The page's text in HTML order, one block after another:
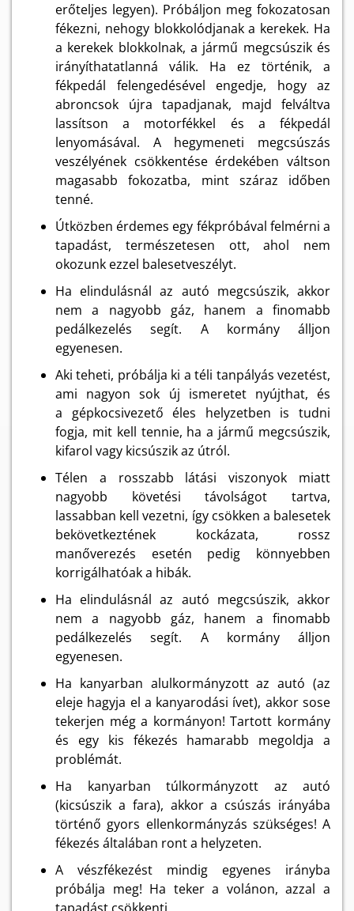
erőteljes legyen). Próbáljon meg fokozatosan
fékezni, nehogy blokkolódjanak a kerekek. Ha
a kerekek blokkolnak, a jármű megcsúszik és
irányíthatatlanná válik. Ha ez történik, a
fékpedál felengedésével engedje, hogy az
abroncsok újra tapadjanak, majd felváltva
lassítson a motorfékkel és a fékpedál
lenyomásával. A hegymeneti megcsúszás
veszélyének csökkentése érdekében váltson
magasabb fokozatba, mint száraz időben
tenné.
Útközben érdemes egy fékpróbával felmérni a
tapadást, természetesen ott, ahol nem
okozunk ezzel balesetveszélyt.
Ha elindulásnál az autó megcsúszik, akkor
nem a nagyobb gáz, hanem a finomabb
pedálkezelés segít. A kormány álljon
egyenesen.
Aki teheti, próbálja ki a téli tanpályás vezetést,
ami nagyon sok új ismeretet nyújthat, és
a gépkocsivezető éles helyzetben is tudni
fogja, mit kell tennie, ha a jármű megcsúszik,
kifarol vagy kicsúszik az útról.
Télen a rosszabb látási viszonyok miatt
nagyobb követési távolságot tartva,
lassabban kell vezetni, így csökken a balesetek
bekövetkeztének kockázata, rossz
manőverezés esetén pedig könnyebben
korrigálhatóak a hibák.
Ha elindulásnál az autó megcsúszik, akkor
nem a nagyobb gáz, hanem a finomabb
pedálkezelés segít. A kormány álljon
egyenesen.
Ha kanyarban alulkormányzott az autó (az
eleje hagyja el a kanyarodási ívet), akkor sose
tekerjen még a kormányon! Tartott kormány
és egy kis fékezés hamarabb megoldja a
problémát.
Ha kanyarban túlkormányzott az autó
(kicsúszik a fara), akkor a csúszás irányába
történő gyors ellenkormányzás szükséges! A
fékezés általában ront a helyzeten.
A vészfékezést mindig egyenes irányba
próbálja meg! Ha teker a volánon, azzal a